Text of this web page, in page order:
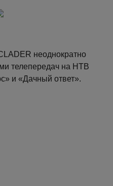
неоднократно
телепередач на НТВ
и «Дачный ответ».